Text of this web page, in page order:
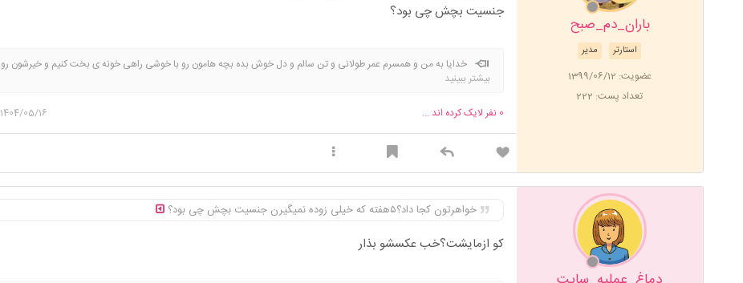
باران_دم_صبح
مدیر استارتر
عضویت: 1399/06/12
تعداد پست: 222
جنسیت بچش چی بود؟
خدایا به من و همسرم عمر طولانی و تن سالم و دل خوش بده بچه هامون رو با خوشی راهی خونه ی بخت کنیم و خیرشون رو
ببینیم انشااله.خدایا ۳تا بچه هام رو عاقبت بخیر و خوشبخت کن الهی آمین
بیشتر ببینید
1404/05/16 0 نفر لایک کرده اند ...
خواهرتون کجا داد؟۵هفته که خیلی زوده نمیگیرن جنسیت بچش چی بود؟
کو ازمایشت؟خب عکسشو بذار